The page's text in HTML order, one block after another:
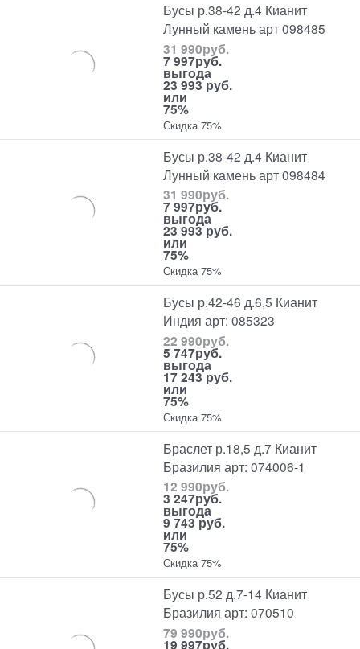
Бусы р.38-42 д.4 Кианит
Лунный камень арт 098485
31 990руб.
7 997руб.
выгода
23 993 руб.
или
75%
Скидка 75%
Бусы р.38-42 д.4 Кианит
Лунный камень арт 098484
31 990руб.
7 997руб.
выгода
23 993 руб.
или
75%
Скидка 75%
Бусы р.42-46 д.6,5 Кианит
Индия арт: 085323
22 990руб.
5 747руб.
выгода
17 243 руб.
или
75%
Скидка 75%
Браслет р.18,5 д.7 Кианит
Бразилия арт: 074006-1
12 990руб.
3 247руб.
выгода
9 743 руб.
или
75%
Скидка 75%
Бусы р.52 д.7-14 Кианит
Бразилия арт: 070510
79 990руб.
19 997руб.